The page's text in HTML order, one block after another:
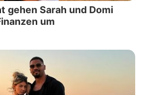
gehen Sarah und Domi
um